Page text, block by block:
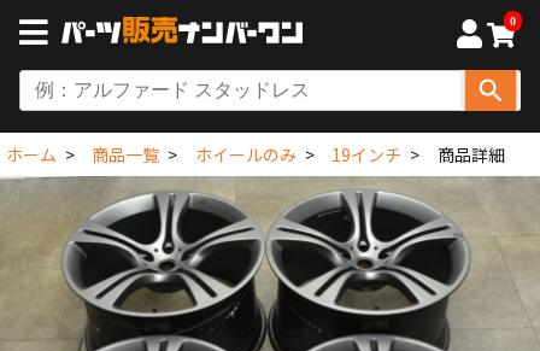
0
ホーム 商品一覧 ホイールのみ 19インチ 商品詳細